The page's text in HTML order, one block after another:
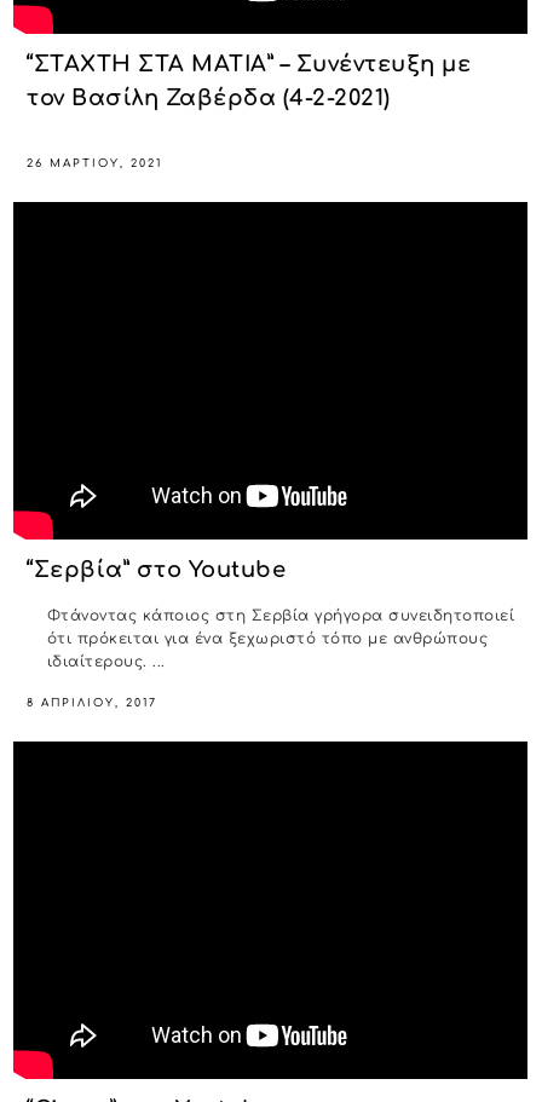
“ΣΤΑΧΤΗ ΣΤΑ ΜΑΤΙΑ” – Συνέντευξη με
τον Βασίλη Ζαβέρδα (4-2-2021)
26 ΜΑΡΤΊΟΥ, 2021
“Σερβία” στο Youtube
Φτάνοντας κάποιος στη Σερβία γρήγορα συνειδητοποιεί
ότι πρόκειται για ένα ξεχωριστό τόπο με ανθρώπους
ιδιαίτερους. ...
8 ΑΠΡΙΛΊΟΥ, 2017